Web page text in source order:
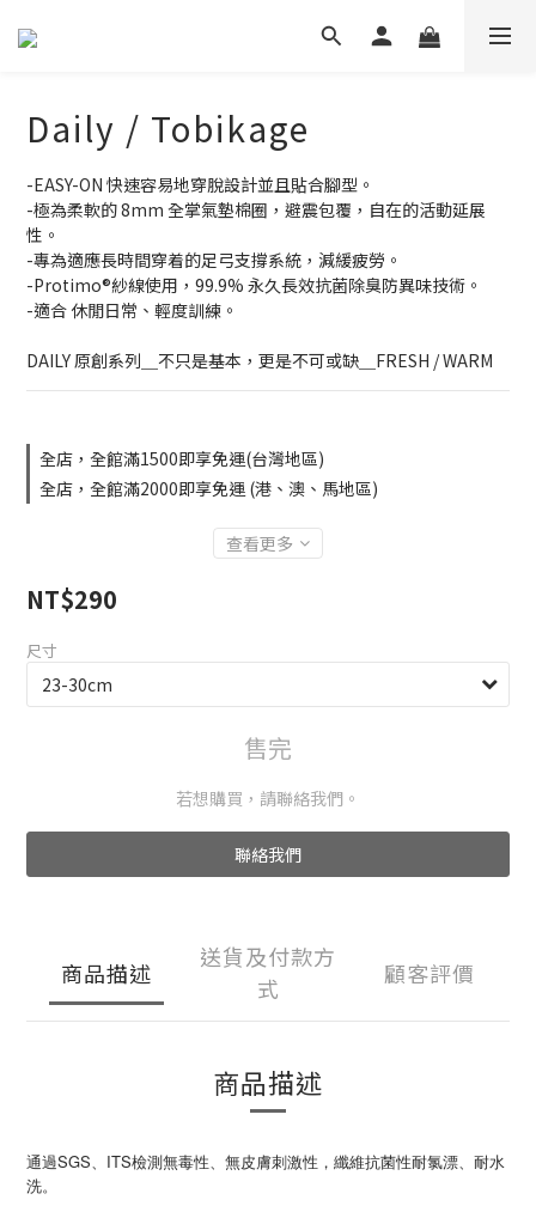
Daily / Tobikage
-EASY-ON 快速容易地穿脫設計並且貼合腳型。
-極為柔軟的 8mm 全掌氣墊棉圈，避震包覆，自在的活動延展
性。
-專為適應長時間穿着的足弓支撐系統，減緩疲勞。
-Protimo®紗線使用，99.9% 永久長效抗菌除臭防異味技術。
-適合 休閒日常、輕度訓練。
DAILY 原創系列＿不只是基本，更是不可或缺＿FRESH / WARM
全店，全館滿1500即享免運(台灣地區)
全店，全館滿2000即享免運 (港、澳、馬地區)
查看更多
NT$290
尺寸
售完
若想購買，請聯絡我們。
聯絡我們
商品描述
送貨及付款方
式
顧客評價
商品描述
通過SGS、ITS檢測無毒性、無皮膚刺激性，纖維抗菌性耐氯漂、耐水
洗。